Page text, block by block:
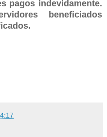
pagos indevidamente.
beneficiados